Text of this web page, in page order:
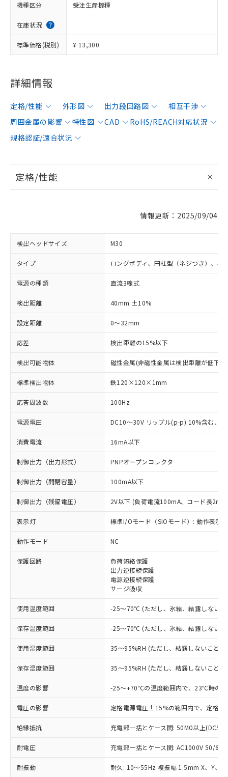
機種区分 受注生産機種
在庫状況
標準価格(税別) ¥ 13,300
詳細情報
定格/性能 外形図 出力段回路図
相互干渉
周囲金属の影響
特性図 CAD
RoHS/REACH対応状況
規格認証/適合状況
定格/性能
情報更新：2025/09/04
検出ヘッドサイズ M30
タイプ ロングボディ、円柱型（ネジつき）、非
電源の種類 直流3線式
検出距離 40mm ±10%
設定距離 0～32mm
応差 検出距離の15%以下
検出可能物体 磁性金属(非磁性金属は検出距離が低下し
標準検出物体 鉄120×120×1mm
応答周波数 100Hz
電源電圧 DC10～30V リップル(p-p) 10%含む、
消費電流 16mA以下
制御出力（出力形式） PNPオープンコレクタ
制御出力（開閉容量） 100mA以下
制御出力（残留電圧） 2V以下 (負荷電流100mA、コード長2m
表示灯 標準I/Oモード（SIOモード）: 動作表示
動作モード NC
保護回路
負荷短絡保護
出力逆接続保護
電源逆接続保護
サージ吸収
使用温度範囲 -25～70℃ (ただし、氷結、結露しないこ
保存温度範囲 -25～70℃ (ただし、氷結、結露しないこ
使用湿度範囲 35～95%RH (ただし、結露しないこと)
保存湿度範囲 35～95%RH (ただし、結露しないこと)
温度の影響 -25～+70℃の温度範囲内で、23℃時の
電圧の影響 定格電源電圧±15%の範囲内で、定格
絶縁抵抗 充電部一括とケース間: 50MΩ以上
耐電圧 充電部一括とケース間: AC1000V 50/
耐振動 耐久: 10～55Hz 複振幅 1.5mm X、Y、Z
ご利用条件
以下の条件をお読みいただき、同意のうえ
本サービスは、当社制御機器事業取扱
商品の当社在庫状況および標準価格
(税抜)を提供させていただくもので
当社制御機器事業取扱商品の中には、
本サービスの対象外となる商品もある
ことをご了承ください。
在庫状況および標準価格照会結果は、
記載している更新日時点での社内デー
※1 対応状況
対応済み：EU RoHS指令（10物質）の
非含有に対応した製品が提供可能な商品で
対応予定：EU RoHS指令（10物質）の非含
商品です。
対応予定なし：EU RoHS指令（10物質）の
非含有に非対応の商品で、対応品を出す予
定はありません。
調査・確認中：EU RoHS指令（10物質）の
非含有の対応状況を調査中または確認中の
非該当品：ライセンス料など無形物で、有
害物質有無と関係のない商品です。
仕入先様の事情により、非含有部品として
いたものが、含有品と判明した場合などや
むを得ず変更することがあります。
*EU RoHS指令（10物質）：
※1 中国RoHS○×表
「○」：最大均質材料含有率が中国RoHSの
基準値以下であることを示します。
「×」：最大均質材料含有率が中国RoHSの
基準値を超えていることを示します。
「－」：未確認です。当社販売部門へお問
い合わせください。
当社は、これら貴社製品のうち、外国
為替および外国貿易法に定める商品
（以下｢規制貨物等」という）を輸出